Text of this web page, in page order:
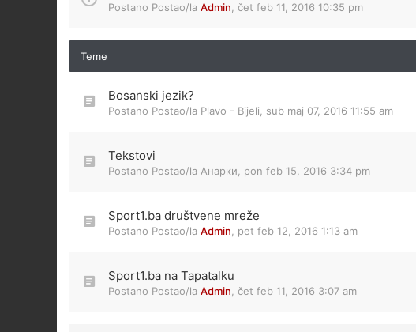
Postano Postao/la Admin čet feb 11, 2016 10:35 pm
Teme
Bosanski jezik?
Postano Postao/la Plavo - Bijeli sub maj 07, 2016 11:55 am
Tekstovi
Postano Postao/la Анарки pon feb 15, 2016 3:34 pm
Sport1.ba društvene mreže
Postano Postao/la Admin pet feb 12, 2016 1:13 am
Sport1.ba na Tapatalku
Postano Postao/la Admin čet feb 11, 2016 3:07 am